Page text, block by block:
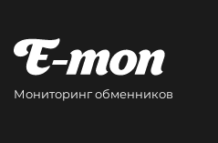
Мониторинг обменников